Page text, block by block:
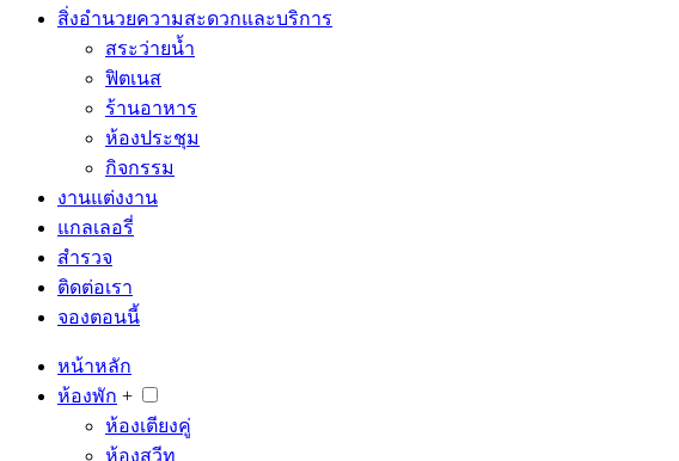
สิ่งอำนวยความสะดวกและบริการ
สระว่ายน้ำ
ฟิตเนส
ร้านอาหาร
ห้องประชุม
กิจกรรม
งานแต่งงาน
แกลเลอรี่
สำรวจ
ติดต่อเรา
จองตอนนี้
หน้าหลัก
ห้องพัก +
ห้องเตียงคู่
ห้องสวีท